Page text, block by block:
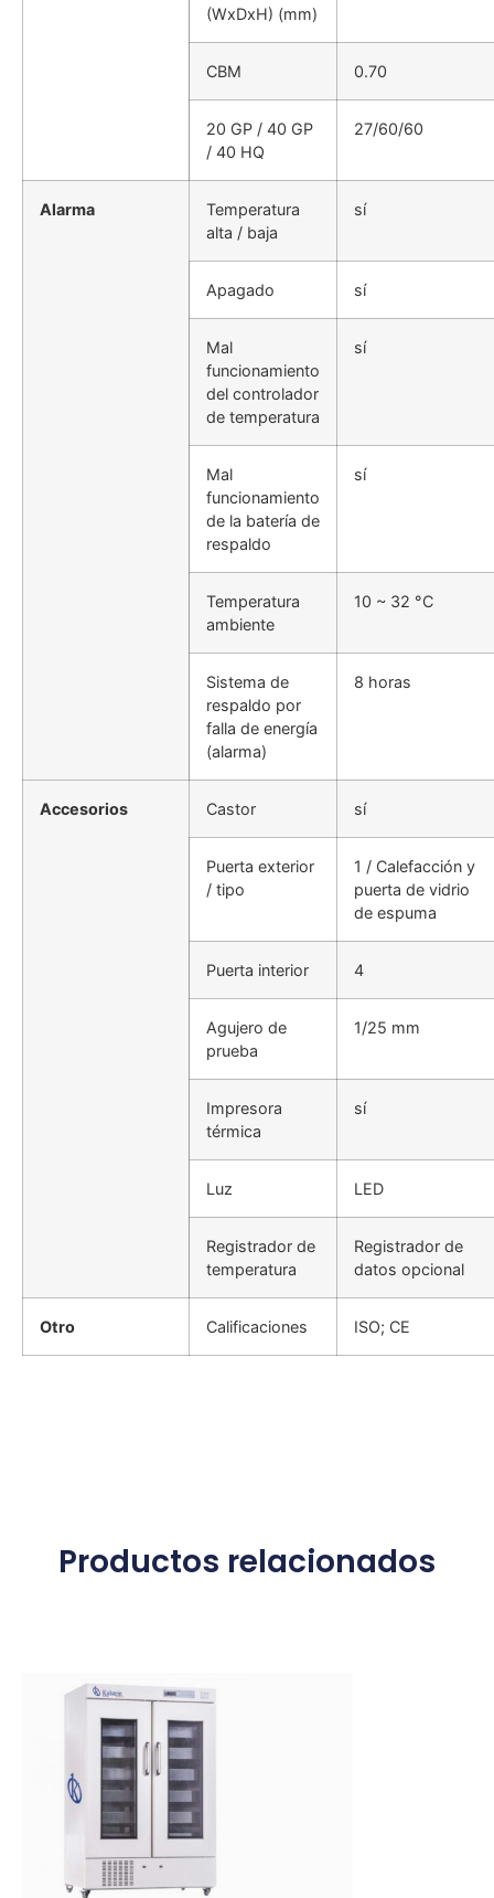
(WxDxH) (mm)
CBM 0.70
20 GP / 40 GP
/ 40 HQ
27/60/60
Alarma
Temperatura
alta / baja
sí
Apagado sí
Mal
funcionamiento
del controlador
de temperatura
sí
Mal
funcionamiento
de la batería de
respaldo
sí
Temperatura
ambiente
10 ~ 32 °C
Sistema de
respaldo por
falla de energía
(alarma)
8 horas
Accesorios Castor sí
Puerta exterior
/ tipo
1 / Calefacción y
puerta de vidrio
de espuma
Puerta interior 4
Agujero de
prueba
1/25 mm
Impresora
térmica
sí
Luz LED
Registrador de
temperatura
Registrador de
datos opcional
Otro Calificaciones ISO; CE
Productos relacionados